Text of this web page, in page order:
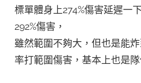
標單體身上274%傷害延遲一
292%傷害，
雖然範圍不夠大，但也是能
率打範圍傷害，基本上也是隊